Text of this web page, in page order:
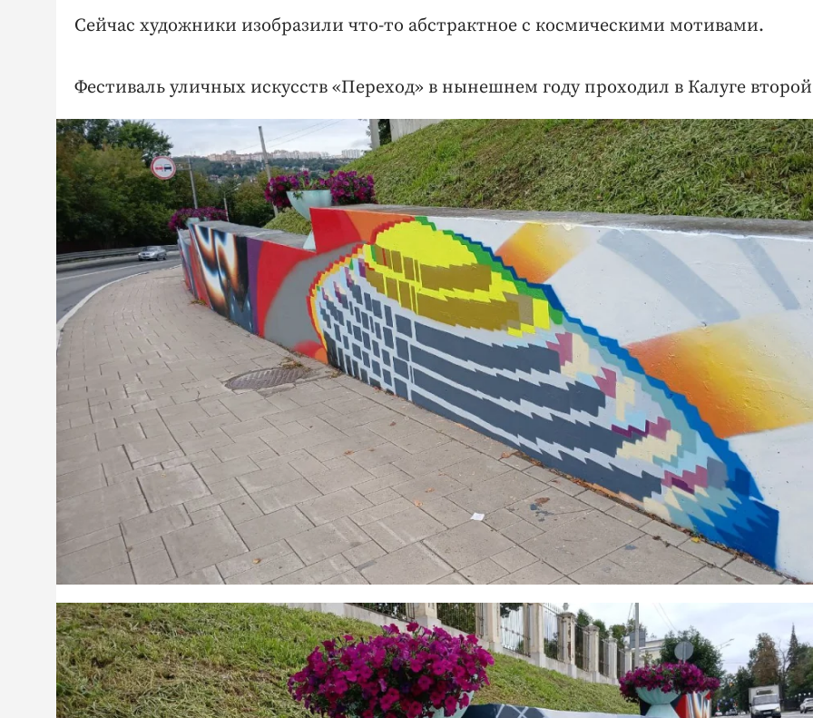
Сейчас художники изобразили что-то абстрактное с космическими мотивами.
Фестиваль уличных искусств «Переход» в нынешнем году проходил в Калуге